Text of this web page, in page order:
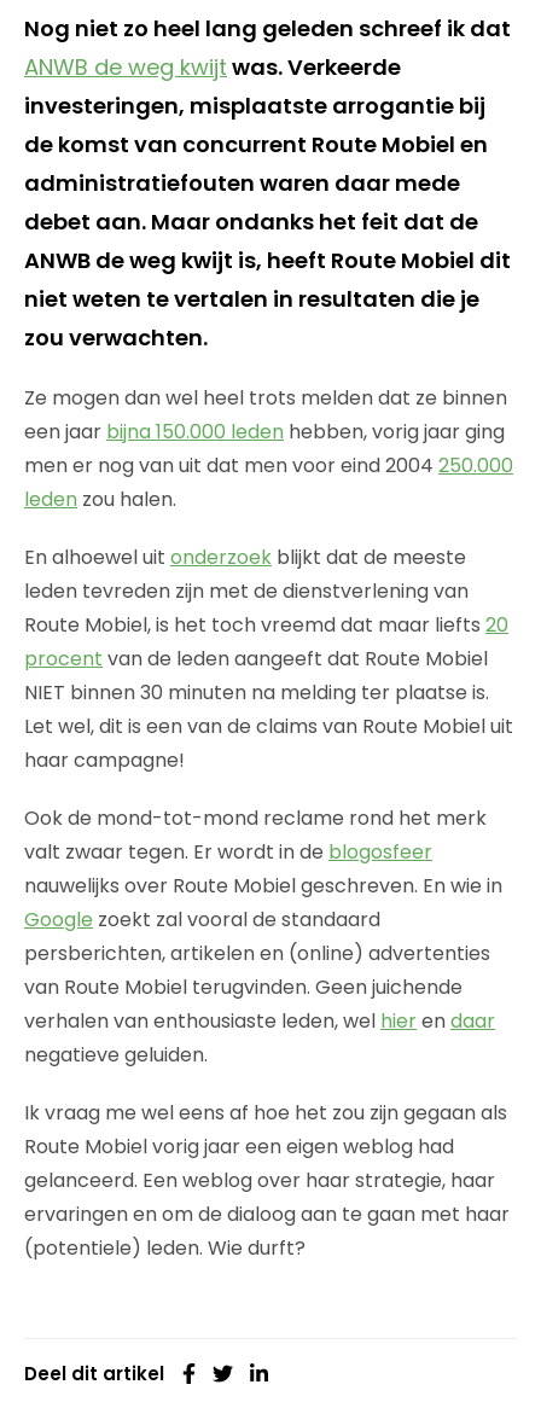
Nog niet zo heel lang geleden schreef ik dat
ANWB de weg kwijt was. Verkeerde
investeringen, misplaatste arrogantie bij
de komst van concurrent Route Mobiel en
administratiefouten waren daar mede
debet aan. Maar ondanks het feit dat de
ANWB de weg kwijt is, heeft Route Mobiel dit
niet weten te vertalen in resultaten die je
zou verwachten.
Ze mogen dan wel heel trots melden dat ze binnen
een jaar bijna 150.000 leden hebben, vorig jaar ging
men er nog van uit dat men voor eind 2004 250.000
leden zou halen.
En alhoewel uit onderzoek blijkt dat de meeste
leden tevreden zijn met de dienstverlening van
Route Mobiel, is het toch vreemd dat maar liefts 20
procent van de leden aangeeft dat Route Mobiel
NIET binnen 30 minuten na melding ter plaatse is.
Let wel, dit is een van de claims van Route Mobiel uit
haar campagne!
Ook de mond-tot-mond reclame rond het merk
valt zwaar tegen. Er wordt in de blogosfeer
nauwelijks over Route Mobiel geschreven. En wie in
Google zoekt zal vooral de standaard
persberichten, artikelen en (online) advertenties
van Route Mobiel terugvinden. Geen juichende
verhalen van enthousiaste leden, wel hierendaar
negatieve geluiden.
Ik vraag me wel eens af hoe het zou zijn gegaan als
Route Mobiel vorig jaar een eigen weblog had
gelanceerd. Een weblog over haar strategie, haar
ervaringen en om de dialoog aan te gaan met haar
(potentiele) leden. Wie durft?
Deel dit artikel